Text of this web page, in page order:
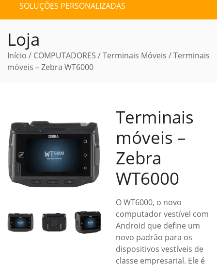
SOLUÇÕES PERSONALIZADAS
Loja
Início / COMPUTADORES /Terminais Móveis / Terminais
móveis – Zebra WT6000
Terminais
móveis –
Zebra
WT6000
O WT6000, o novo
computador vestível com
Android que define um
novo padrão para os
dispositivos vestíveis de
classe empresarial. Ele é